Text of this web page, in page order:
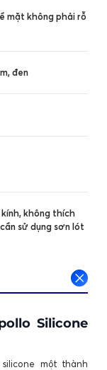
mặt không phải rỗ
đen
không thích
sử dụng sơn lót
Silicone
silicone một thành